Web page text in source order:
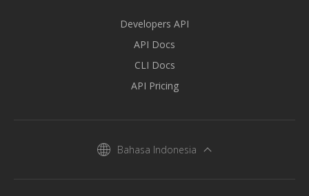
Developers API
API Docs
CLI Docs
API Pricing
Bahasa Indonesia